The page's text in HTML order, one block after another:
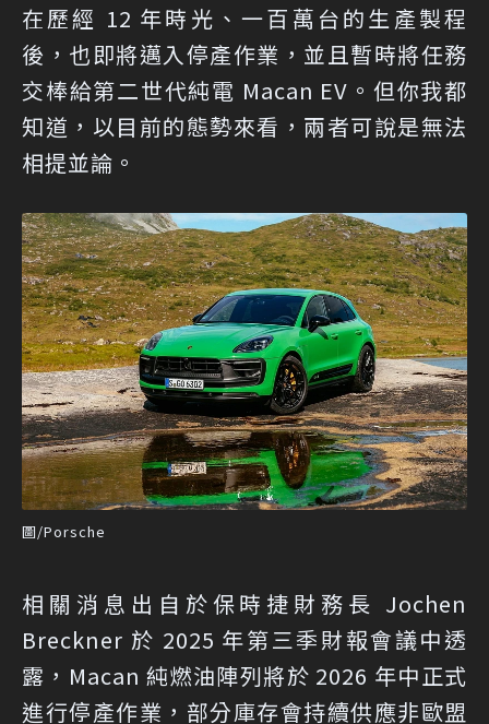
在歷經 12 年時光、一百萬台的生產製程
後，也即將邁入停產作業，並且暫時將任務
交棒給第二世代純電 Macan EV。但你我都
知道，以目前的態勢來看，兩者可說是無法
相提並論。
圖/Porsche
相關消息出自於保時捷財務長 Jochen
Breckner 於 2025 年第三季財報會議中透
露，Macan 純燃油陣列將於 2026 年中正式
進行停產作業，部分庫存會持續供應非歐盟